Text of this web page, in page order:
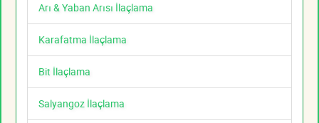
Arı & Yaban Arısı İlaçlama
Karafatma İlaçlama
Bit İlaçlama
Salyangoz İlaçlama